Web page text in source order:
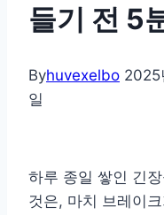
들기 전 5
Byhuvexelbo 2025
일
하루 종일 쌓인 긴
것은, 마치 브레이